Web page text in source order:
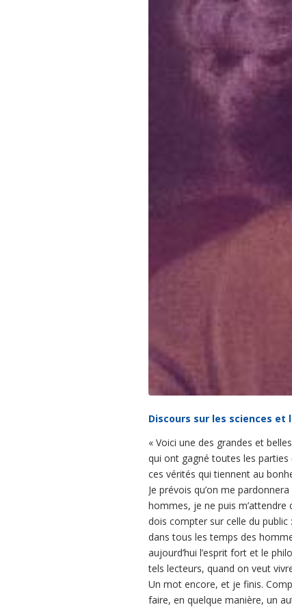
Discours sur les sciences et
« Voici une des grandes et
qui ont gagné toutes les parties
ces vérités qui tiennent au
Je prévois qu’on me
hommes, je ne puis m’attendre
dois compter sur celle du
dans tous les temps des
aujourd’hui l’esprit fort et le
tels lecteurs, quand on veut
Un mot encore, et je finis.
faire, en quelque manière, un